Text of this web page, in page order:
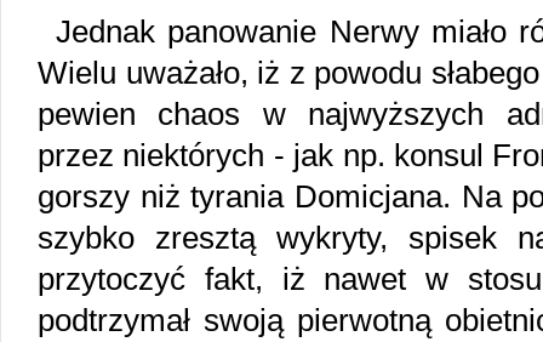
Jednak panowanie Nerwy miało
Wielu uważało, iż z powodu
pewien chaos w najwyższych
przez niektórych - jak np. konsul
gorszy niż tyrania Domicjana. Na
szybko zresztą wykryty, spisek
przytoczyć fakt, iż nawet w
podtrzymał swoją pierwotną